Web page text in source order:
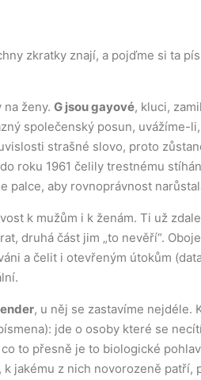
zkratky znají, a pojďme si ta
ženy. G jsou gayové, kluci,
společenský posun,
strašné slovo, proto
roku 1961 čelily trestnému
palce, aby rovnoprávnost
k mužům i k ženám. Ti už
druhá část jim „to nevěří“.
a čelit i otevřeným útokům
, u něj se zastavíme nejdéle.
jde o osoby které se
to přesně je to biologické
jakému z nich novorozeně patří,